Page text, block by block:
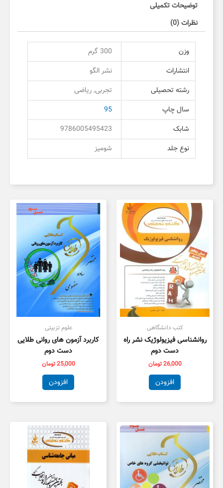
توضیحات تکمیلی
نظرات (0)
وزن
300 گرم
انتشارات
نشر الگو
رشته تحصیلی
تجربی, ریاضی
سال چاپ
95
شابک
9786005495423
نوع جلد
شومیز
کتب دانشگاهی
روانشناسی فیزیولوژیک نشر راه
دست دوم
26,000تومان
افزودن
علوم تزبیتی
کاربرد آزمون های روانی طلایی
دست دوم
25,000تومان
افزودن